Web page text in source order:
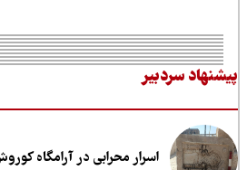
سردبیر
اسرار محرابی در آرامگاه کوروش